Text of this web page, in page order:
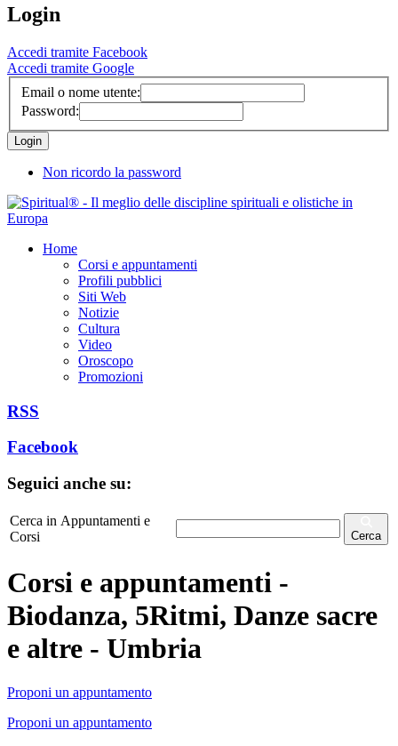
Login
Accedi tramite Facebook
Accedi tramite Google
Email o nome utente:
Password:
Non ricordo la password
Home
Corsi e appuntamenti
Profili pubblici
Siti Web
Notizie
Cultura
Video
Oroscopo
Promozioni
RSS
Facebook
Seguici anche su:
Cerca in Appuntamenti e
Corsi
Cerca
Corsi e appuntamenti -
Biodanza, 5Ritmi, Danze sacre
e altre - Umbria
Proponi un appuntamento
Proponi un appuntamento